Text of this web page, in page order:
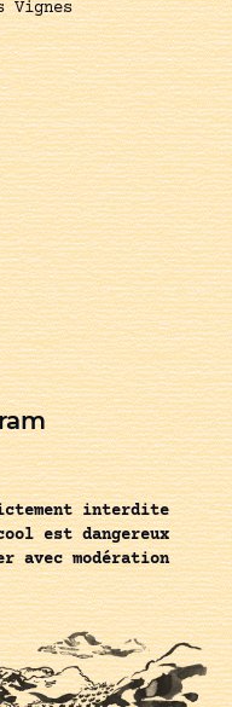
Vignes
interdite
est dangereux
avec modération